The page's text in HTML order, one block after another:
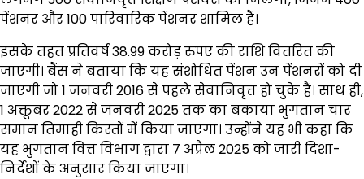
पेंशनर और 100 पारिवारिक पेंशनर शामिल हैं।
इसके तहत प्रतिवर्ष 38.99 करोड़ रुपए की राशि वितरित की
जाएगी। बैंस ने बताया कि यह संशोधित पेंशन उन पेंशनरों को दी
जाएगी जो 1 जनवरी 2016 से पहले सेवानिवृत्त हो चुके हैं। साथ ही,
1 अक्तूबर 2022 से जनवरी 2025 तक का बकाया भुगतान चार
समान तिमाही किस्तों में किया जाएगा। उन्होंने यह भी कहा कि
यह भुगतान वित्त विभाग द्वारा 7 अप्रैल 2025 को जारी दिशा-
निर्देशों के अनुसार किया जाएगा।